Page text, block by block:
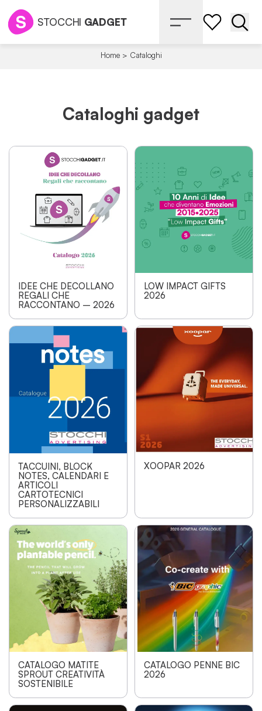
STOCCHI GADGET
Home> Cataloghi
Cataloghi gadget
IDEE CHE DECOLLANO
REGALI CHE
RACCONTANO – 2026
LOW IMPACT GIFTS
2026
TACCUINI, BLOCK
NOTES, CALENDARI E
ARTICOLI
CARTOTECNICI
PERSONALIZZABILI
XOOPAR 2026
CATALOGO MATITE
SPROUT CREATIVITÀ
SOSTENIBILE
CATALOGO PENNE BIC
2026